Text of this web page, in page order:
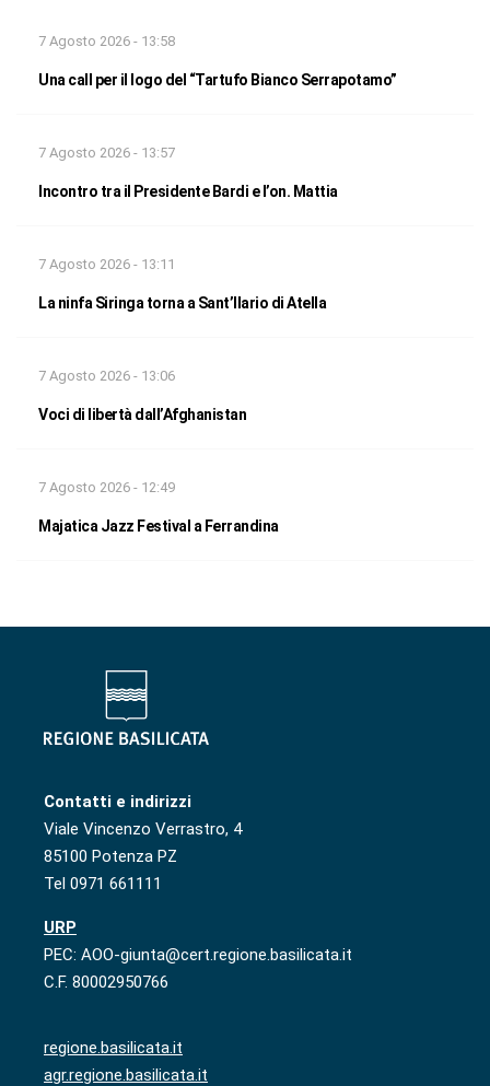
7 Agosto 2026 - 13:58
Una call per il logo del “Tartufo Bianco Serrapotamo”
7 Agosto 2026 - 13:57
Incontro tra il Presidente Bardi e l’on. Mattia
7 Agosto 2026 - 13:11
La ninfa Siringa torna a Sant’Ilario di Atella
7 Agosto 2026 - 13:06
Voci di libertà dall’Afghanistan
7 Agosto 2026 - 12:49
Majatica Jazz Festival a Ferrandina
Contatti e indirizzi
Viale Vincenzo Verrastro, 4
85100 Potenza PZ
Tel 0971 661111
URP
PEC: AOO-giunta@cert.regione.basilicata.it
C.F. 80002950766
regione.basilicata.it
agr.regione.basilicata.it